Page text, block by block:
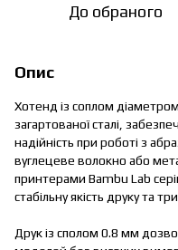
До обраного
Опис
Хотенд із соплом
загартованої сталі,
надійність при роботі з
вуглецеве волокно або
принтерами Bambu Lab
стабільну якість друку та
Друк із сполом 0.8 мм